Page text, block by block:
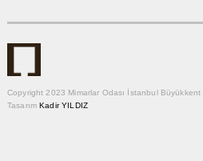
Copyright 2023 Mimarlar Odası İstanbul Büyükkent
TasarımKadir YILDIZ